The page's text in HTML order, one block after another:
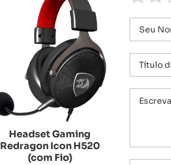
Headset Gaming
Redragon Icon H520
(com Fio)